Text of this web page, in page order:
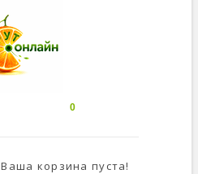
0
Ваша корзина пуста!